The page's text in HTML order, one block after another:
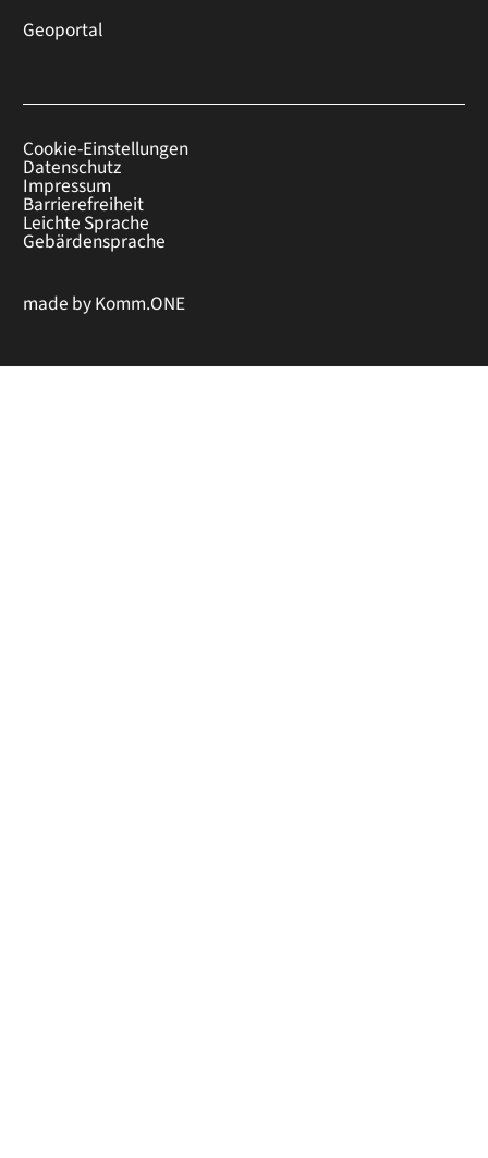
Geoportal
Cookie-Einstellungen
Datenschutz
Impressum
Barrierefreiheit
Leichte Sprache
Gebärdensprache
made byKomm.ONE